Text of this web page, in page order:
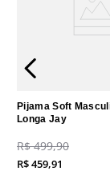
Pijama Soft
Longa Jay
R$ 499,90
R$459,91